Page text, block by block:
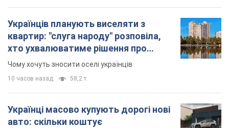
Українців планують виселяти з
квартир: "слуга народу" розповіла,
хто ухвалюватиме рішення про
знесення будинків
Чому хочуть зносити оселі українців
10 часов назад 58,2 т.
Українці масово купують дорогі нові
авто: скільки коштує